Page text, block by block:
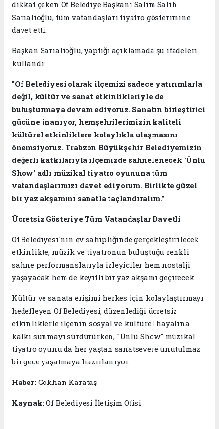
dikkat çeken Of Belediye Başkanı Salim Salih
Sarıalioğlu, tüm vatandaşları tiyatro gösterimine
davet etti.
Başkan Sarıalioğlu, yaptığı açıklamada şu ifadeleri
kullandı:
"Of Belediyesi olarak ilçemizi sadece yatırımlarla
değil, kültür ve sanat etkinlikleriyle de
buluşturmaya devam ediyoruz. Sanatın birleştirici
gücüne inanıyor, hemşehrilerimizin kaliteli
kültürel etkinliklere kolaylıkla ulaşmasını
önemsiyoruz. Trabzon Büyükşehir Belediyemizin
değerli katkılarıyla ilçemizde sahnelenecek 'Ünlü
Show' adlı müzikal tiyatro oyununa tüm
vatandaşlarımızı davet ediyorum. Birlikte güzel
bir yaz akşamını sanatla taçlandıralım."
Ücretsiz Gösteriye Tüm Vatandaşlar Davetli
Of Belediyesi'nin ev sahipliğinde gerçekleştirilecek
etkinlikte, müzik ve tiyatronun buluştuğu renkli
sahne performanslarıyla izleyiciler hem nostalji
yaşayacak hem de keyifli bir yaz akşamı geçirecek.
Kültür ve sanata erişimi herkes için kolaylaştırmayı
hedefleyen Of Belediyesi, düzenlediği ücretsiz
etkinliklerle ilçenin sosyal ve kültürel hayatına
katkı sunmayı sürdürürken, "Ünlü Show" müzikal
tiyatro oyunu da her yaştan sanatsevere unutulmaz
bir gece yaşatmaya hazırlanıyor.
Haber:Gökhan Karataş
Kaynak:Of Belediyesi İletişim Ofisi